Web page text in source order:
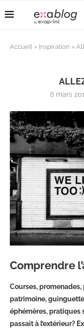
Accueil » Inspiration »
6 mars
Comprendre
Courses,
patrimoine,
éphémères, pratiques
passait à l’extérieur?